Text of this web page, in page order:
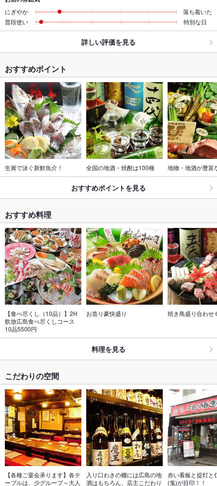
にぎやか
落ち着いた
普段使い
特別な日
詳しい評価を見る
おすすめポイント
生簀で泳ぐ新鮮魚介！ 全国の地酒・焼酎は100種 地物・地酒が豊富
おすすめポイントを見る
おすすめ料理
【食べ尽くし（10品）】2H
飲放広島食べ尽くしコース
10品5500円
お造り豪快盛り 焼き鳥盛り合わせ
料理を見る
こだわりの空間
【各種ご宴会承ります】各テ
ーブルは、少グループ～大人
入り口わきの棚には広島の地
酒はもちろん、店主こだわり
赤い看板と提灯と
(鬼)が目印！！